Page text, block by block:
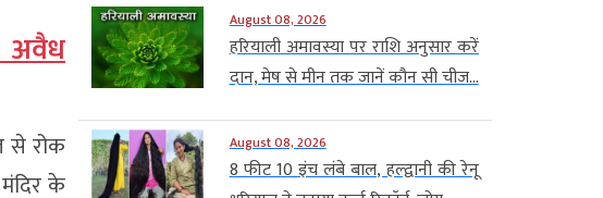
अवैध
से रोक
के
August 08, 2026
हरियाली अमावस्या पर राशि अनुसार करें
दान, मेष से मीन तक जानें कौन सी चीज...
August 08, 2026
8 फीट 10 इंच लंबे बाल, हल्द्वानी की रेनू